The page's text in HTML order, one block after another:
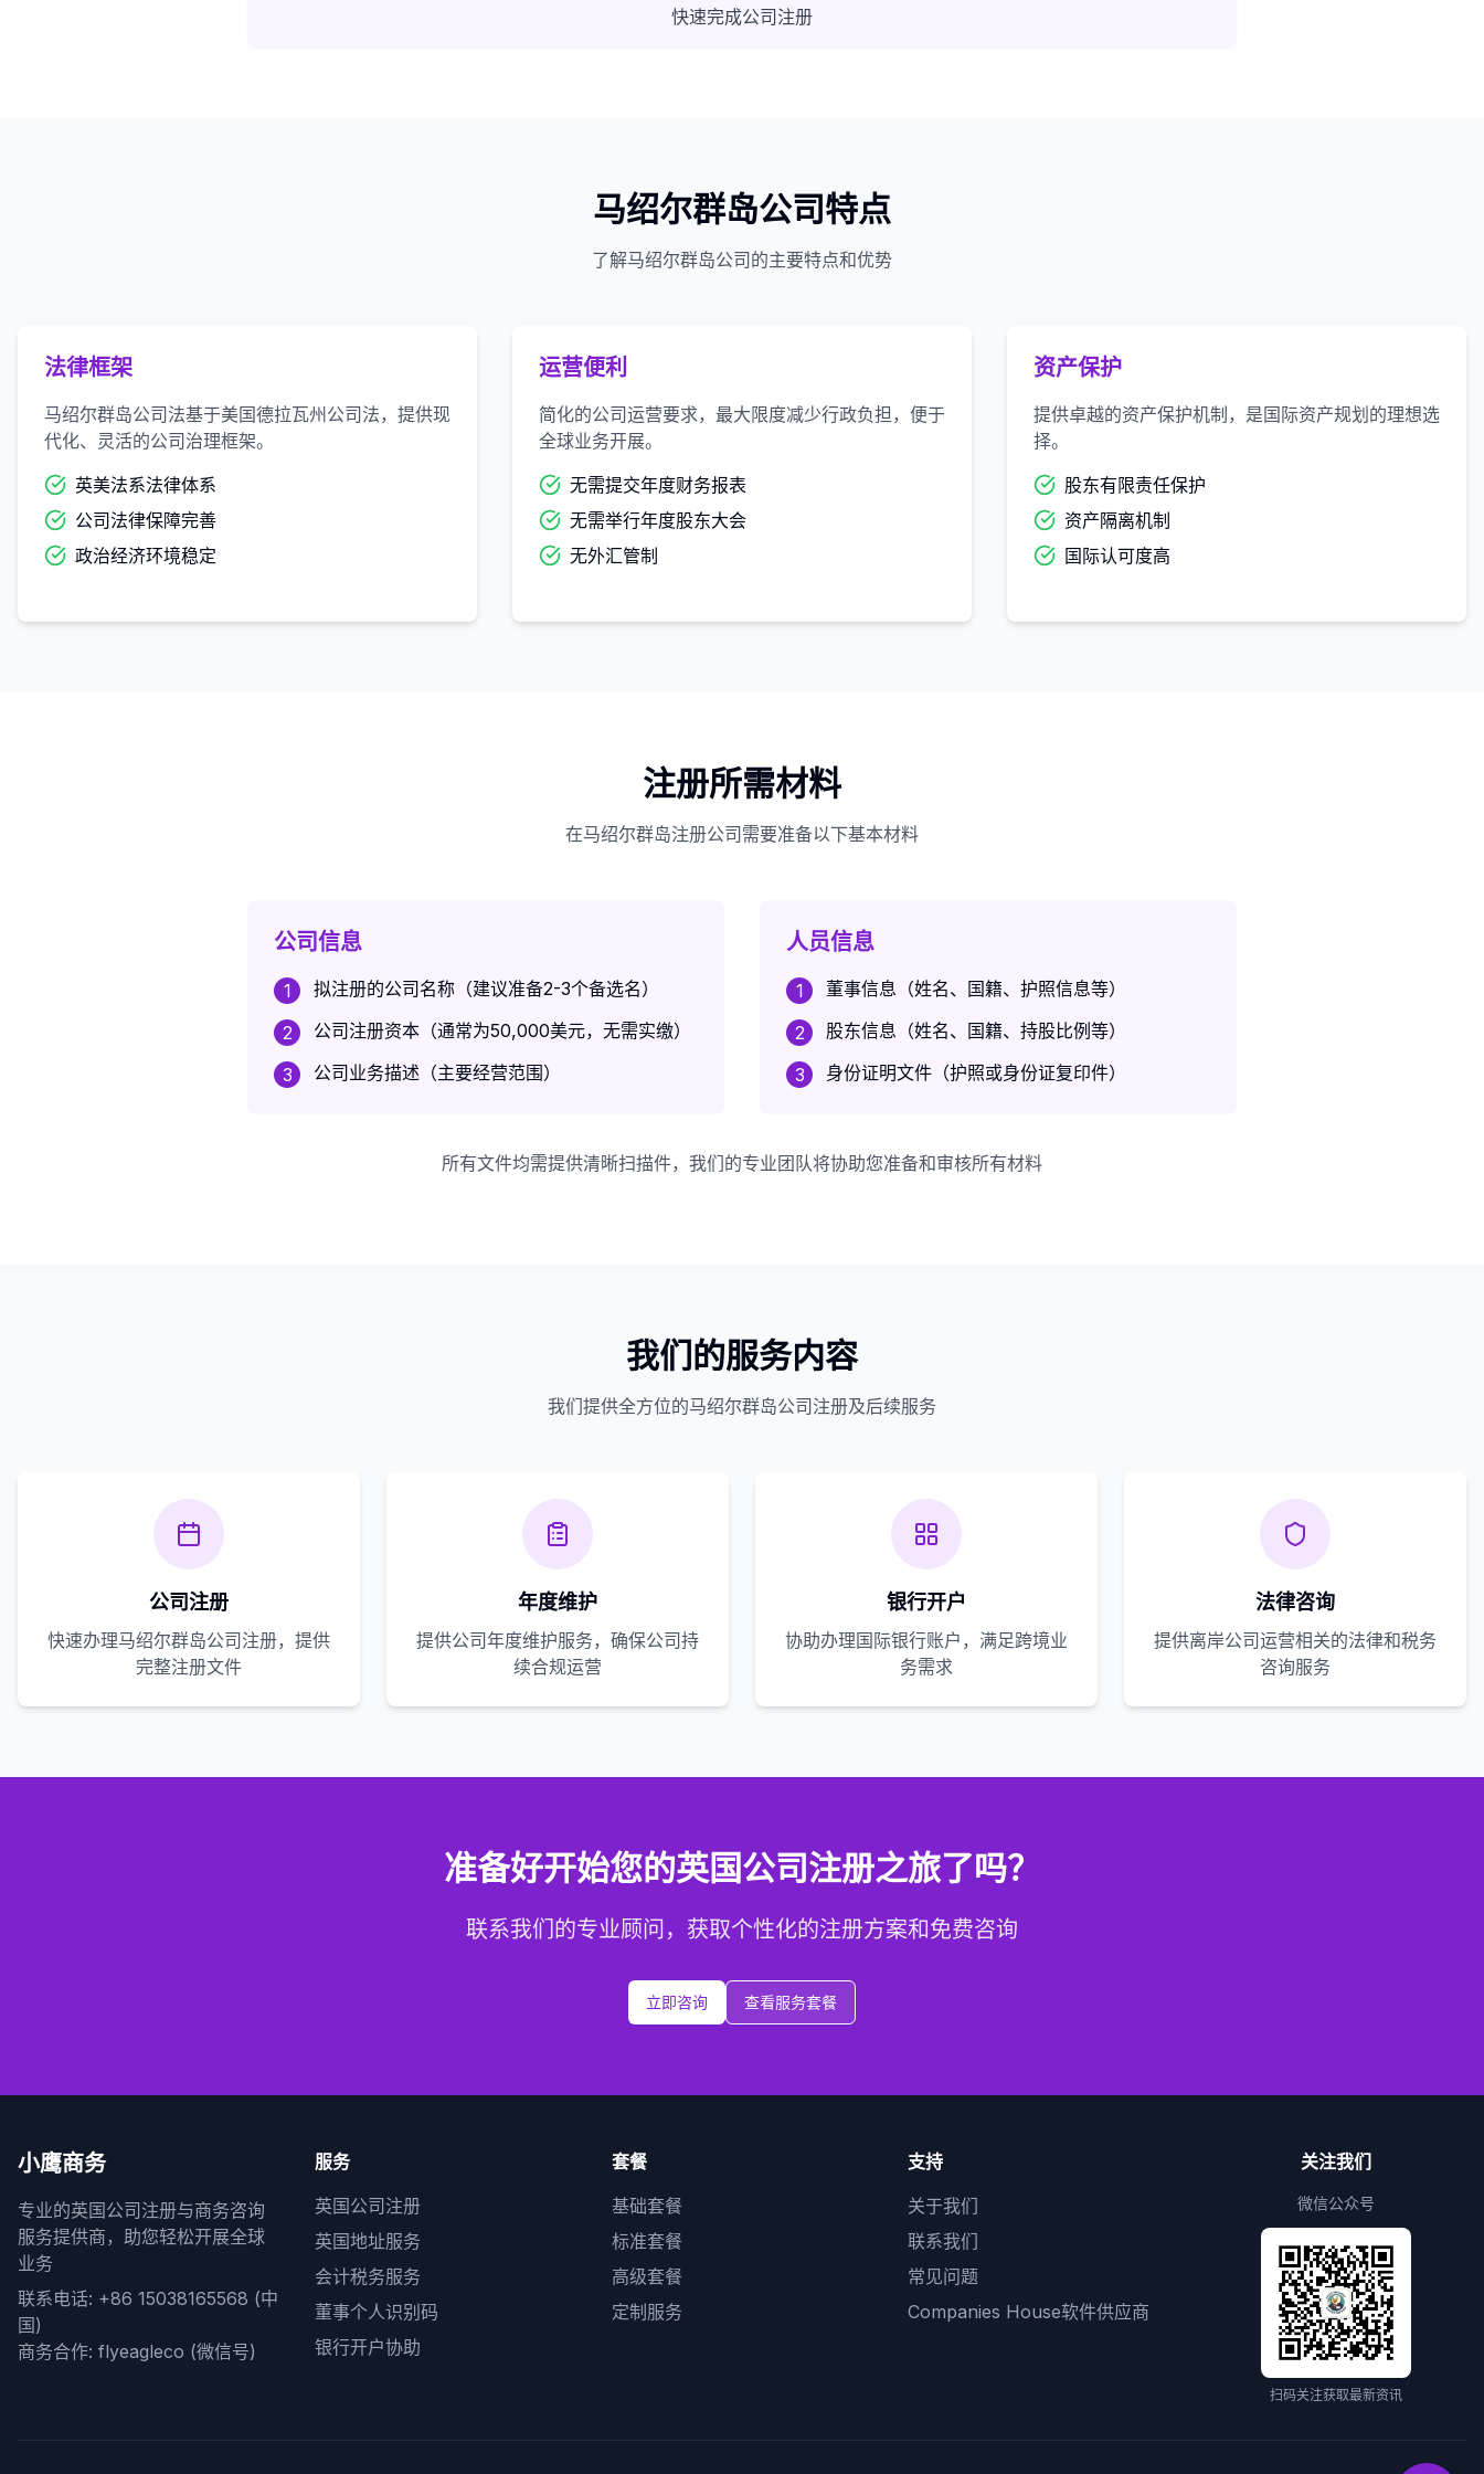
快速完成公司注册
马绍尔群岛公司特点
了解马绍尔群岛公司的主要特点和优势
法律框架
马绍尔群岛公司法基于美国德拉瓦州公司法，提供现
代化、灵活的公司治理框架。
英美法系法律体系
公司法律保障完善
政治经济环境稳定
运营便利
简化的公司运营要求，最大限度减少行政负担，便于
全球业务开展。
无需提交年度财务报表
无需举行年度股东大会
无外汇管制
资产保护
提供卓越的资产保护机制，是国际资产规划的理想选
择。
股东有限责任保护
资产隔离机制
国际认可度高
注册所需材料
在马绍尔群岛注册公司需要准备以下基本材料
公司信息
1
拟注册的公司名称（建议准备2-3个备选名）
2
公司注册资本（通常为50,000美元，无需实缴）
3
公司业务描述（主要经营范围）
人员信息
1
董事信息（姓名、国籍、护照信息等）
2
股东信息（姓名、国籍、持股比例等）
3
身份证明文件（护照或身份证复印件）
所有文件均需提供清晰扫描件，我们的专业团队将协助您准备和审核所有材料
我们的服务内容
我们提供全方位的马绍尔群岛公司注册及后续服务
公司注册
快速办理马绍尔群岛公司注册，提供
完整注册文件
年度维护
提供公司年度维护服务，确保公司持
续合规运营
银行开户
协助办理国际银行账户，满足跨境业
务需求
法律咨询
提供离岸公司运营相关的法律和税务
咨询服务
准备好开始您的英国公司注册之旅了吗？
联系我们的专业顾问，获取个性化的注册方案和免费咨询
立即咨询 查看服务套餐
小鹰商务
专业的英国公司注册与商务咨询
服务提供商，助您轻松开展全球
业务
联系电话: +86 15038165568 (中
国)
商务合作: flyeagleco (微信号)
服务
英国公司注册
英国地址服务
会计税务服务
董事个人识别码
银行开户协助
套餐
基础套餐
标准套餐
高级套餐
定制服务
支持
关于我们
联系我们
常见问题
Companies House软件供应商
关注我们
微信公众号
扫码关注获取最新资讯